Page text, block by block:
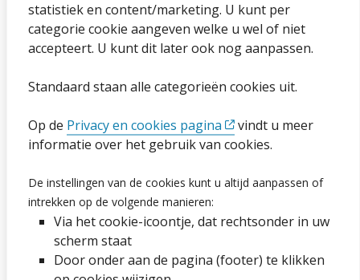
statistiek en content/marketing. U kunt per
categorie cookie aangeven welke u wel of niet
accepteert. U kunt dit later ook nog aanpassen.
Standaard staan alle categorieën cookies uit.
Op de Privacy en cookies pagina
vindt u meer
informatie over het gebruik van cookies.
De instellingen van de cookies kunt u altijd aanpassen of
intrekken op de volgende manieren:
Via het cookie-icoontje, dat rechtsonder in uw
scherm staat
Door onder aan de pagina (footer) te klikken
Privacybeleid en cookies
Cookies wijzigen
Ga naar de pagina
Proclaimer en copyright
Webarchief